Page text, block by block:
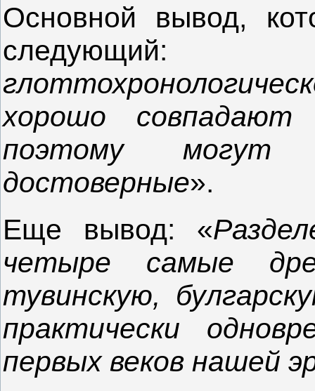
Основной вывод,
хорошо
поэтому могут
достоверные».
Еще вывод: «
четыре самые
тувинскую,
практически
первых веков нашей